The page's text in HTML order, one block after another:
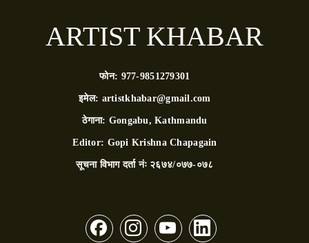
ARTIST KHABAR
फोन: 977-9851279301
इमेल: artistkhabar@gmail.com
ठेगाना: Gongabu, Kathmandu
Editor: Gopi Krishna Chapagain
सूचना विभाग दर्ता नंः २६७४/०७७-०७८